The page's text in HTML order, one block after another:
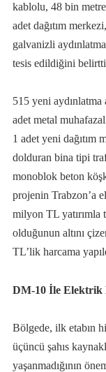
kablolu, 48 bin
adet dağıtım
galvanizli
tesis edildiğini
515 yeni aydınlatma
adet metal
1 adet yeni dağıtım
dolduran bina tipi
monoblok beton
projenin Trabzon’a
milyon TL yatırımla
olduğunun altını
TL’lik harcama
DM-10 İle Elektrik
Bölgede, ilk etabın
üçüncü şahıs
yaşanmadığının